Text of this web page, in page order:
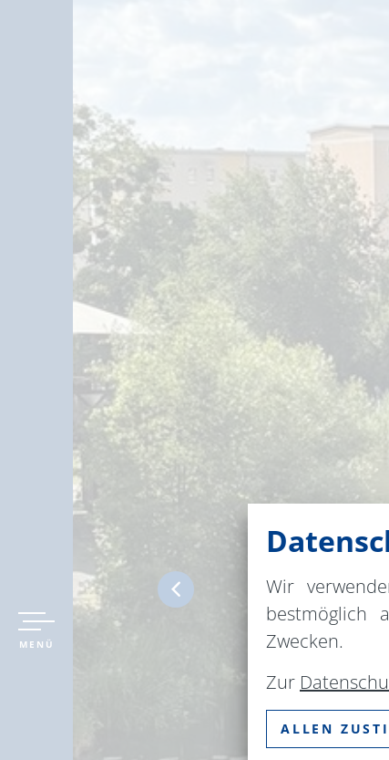
MENÜ
Wir
bestmöglich
Zwecken.
Zur
ALLEN